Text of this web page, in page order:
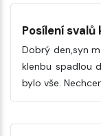
Posílení svalů
Dobrý den,syn
klenbu spadlou
bylo vše.